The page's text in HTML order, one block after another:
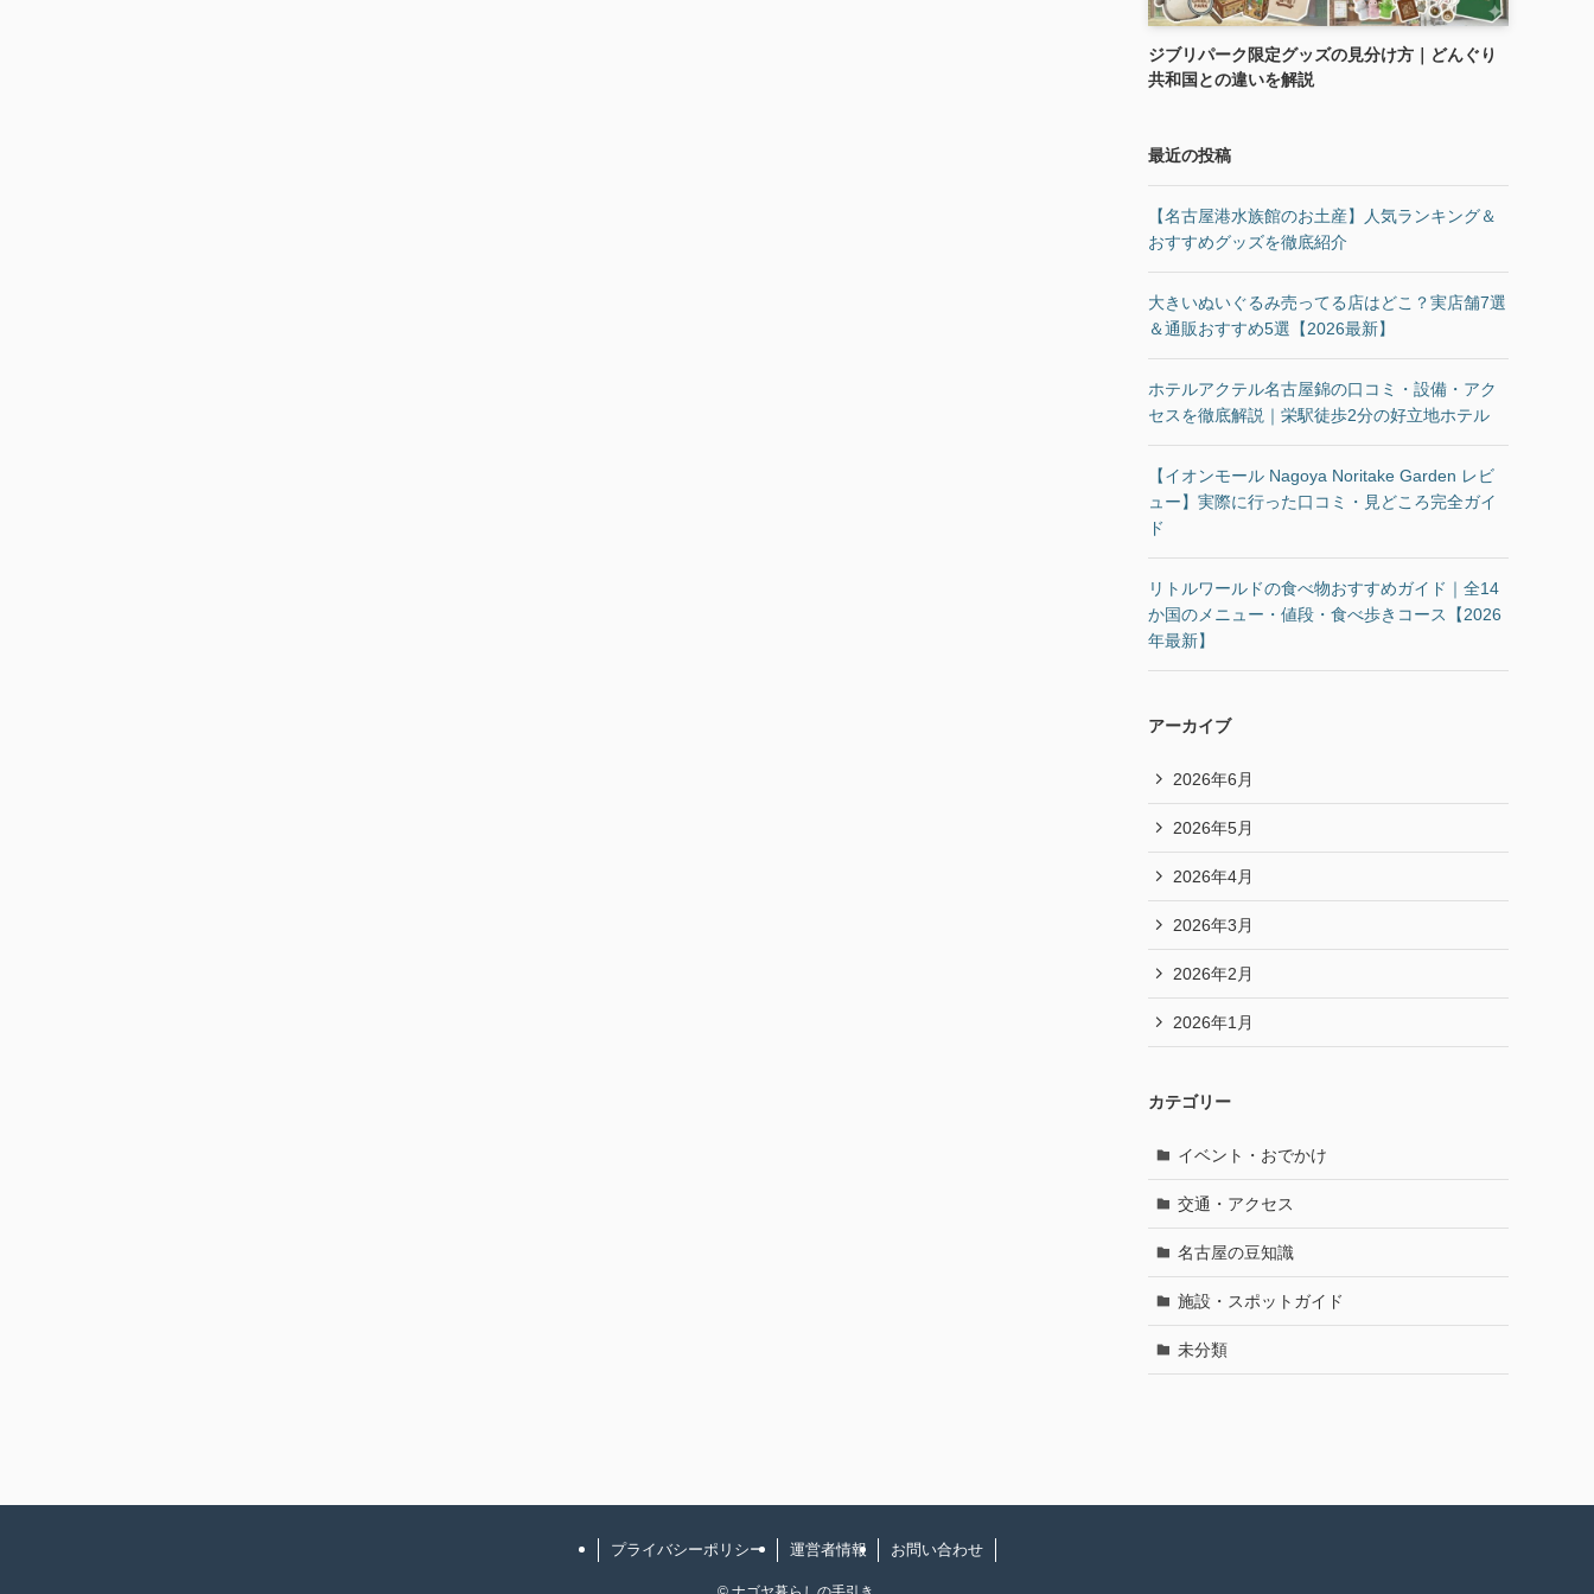
ジブリパーク限定グッズの見分け方｜どんぐり
共和国との違いを解説
最近の投稿
【名古屋港水族館のお土産】人気ランキング＆
おすすめグッズを徹底紹介
大きいぬいぐるみ売ってる店はどこ？実店舗7選
＆通販おすすめ5選【2026最新】
ホテルアクテル名古屋錦の口コミ・設備・アク
セスを徹底解説｜栄駅徒歩2分の好立地ホテル
【イオンモール Nagoya Noritake Garden レビ
ュー】実際に行った口コミ・見どころ完全ガイ
ド
リトルワールドの食べ物おすすめガイド｜全14
か国のメニュー・値段・食べ歩きコース【2026
年最新】
アーカイブ
2026年6月
2026年5月
2026年4月
2026年3月
2026年2月
2026年1月
カテゴリー
イベント・おでかけ
交通・アクセス
名古屋の豆知識
施設・スポットガイド
未分類
プライバシーポリシー 運営者情報 お問い合わせ